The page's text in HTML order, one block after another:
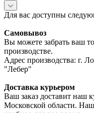
Для вас доступны
Самовывоз
Вы можете забрать ваш
производстве.
Адрес производства: г.
"Лебер"
Доставка курьером
Ваш заказ доставит наш
Московской области.